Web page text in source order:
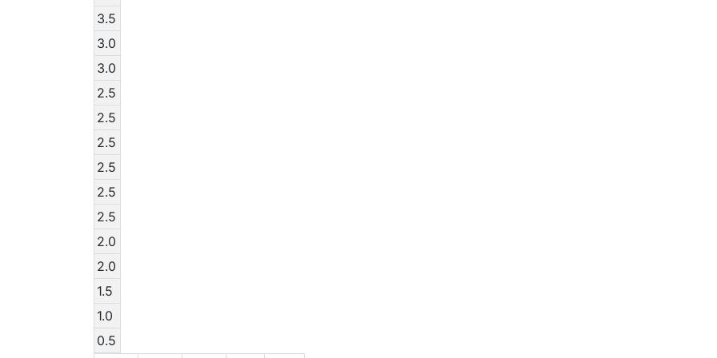
3.5
3.0
3.0
2.5
2.5
2.5
2.5
2.5
2.5
2.0
2.0
1.5
1.0
0.5